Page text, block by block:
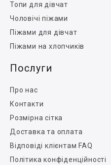
Топи для дівчат
Чоловічі піжами
Піжами для дівчат
Піжами на хлопчиків
Послуги
Про нас
Контакти
Розмірна сітка
Доставка та оплата
Відповіді клієнтам FAQ
Політика конфіденційності